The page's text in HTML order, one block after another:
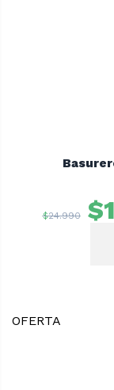
$24.990 El
$
OFERTA